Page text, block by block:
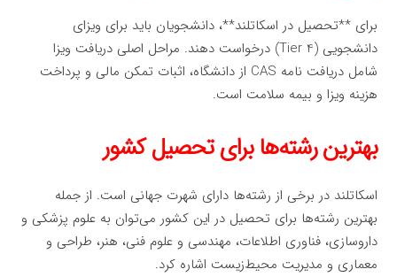
برای **تحصیل در اسکاتلند**، دانشجویان باید برای ویزای
دانشجویی (Tier 4) درخواست دهند. مراحل اصلی دریافت ویزا
شامل دریافت نامه CAS از دانشگاه، اثبات تمکن مالی و پرداخت
هزینه ویزا و بیمه سلامت است.
بهترین رشته‌ها برای تحصیل کشور
اسکاتلند در برخی از رشته‌ها دارای شهرت جهانی است. از جمله
بهترین رشته‌ها برای تحصیل در این کشور می‌توان به علوم پزشکی و
داروسازی، فناوری اطلاعات، مهندسی و علوم فنی، هنر، طراحی و
معماری و مدیریت محیط‌زیست اشاره کرد.